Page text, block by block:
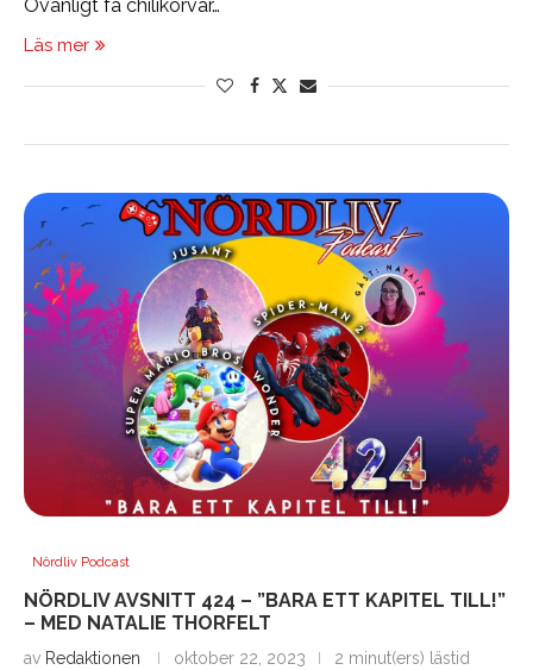
Ovanligt få chilikorvar…
Läs mer
Nördliv Podcast
NÖRDLIV AVSNITT 424 – ”BARA ETT KAPITEL TILL!”
– MED NATALIE THORFELT
av Redaktionen oktober 22, 2023 2 minut(ers) lästid